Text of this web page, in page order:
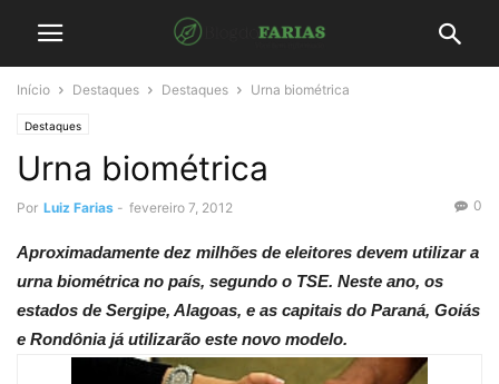
Início Destaques Destaques Urna biométrica
Destaques
Urna biométrica
Por Luiz Farias - fevereiro 7, 2012 0
Aproximadamente dez milhões de eleitores devem utilizar a
urna biométrica no país, segundo o TSE. Neste ano, os
estados de Sergipe, Alagoas, e as capitais do Paraná, Goiás
e Rondônia já utilizarão este novo modelo.